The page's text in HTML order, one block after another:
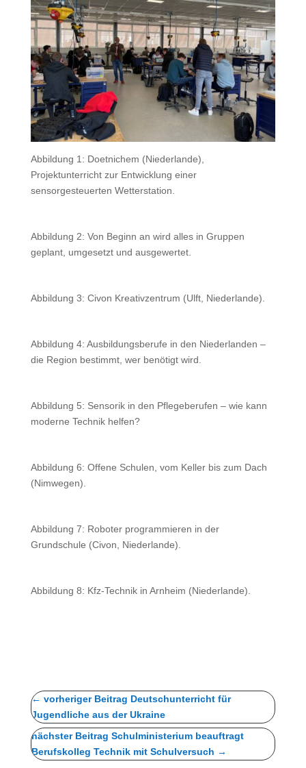
Abbildung 1: Doetnichem (Niederlande),
Projektunterricht zur Entwicklung einer
sensorgesteuerten Wetterstation.
Abbildung 2: Von Beginn an wird alles in Gruppen
geplant, umgesetzt und ausgewertet.
Abbildung 3: Civon Kreativzentrum (Ulft, Niederlande).
Abbildung 4: Ausbildungsberufe in den Niederlanden –
die Region bestimmt, wer benötigt wird.
Abbildung 5: Sensorik in den Pflegeberufen – wie kann
moderne Technik helfen?
Abbildung 6: Offene Schulen, vom Keller bis zum Dach
(Nimwegen).
Abbildung 7: Roboter programmieren in der
Grundschule (Civon, Niederlande).
Abbildung 8: Kfz-Technik in Arnheim (Niederlande).
← vorheriger Beitrag Deutschunterricht für
Jugendliche aus der Ukraine
nächster Beitrag Schulministerium beauftragt
Berufskolleg Technik mit Schulversuch →